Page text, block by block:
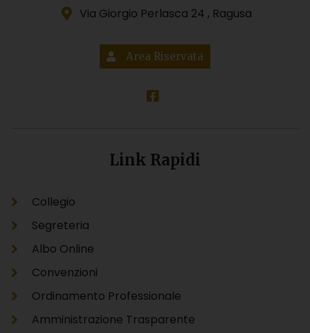
Via Giorgio Perlasca 24 , Ragusa
Area Riservata
Link Rapidi
Collegio
Segreteria
Albo Online
Convenzioni
Ordinamento Professionale
Amministrazione Trasparente